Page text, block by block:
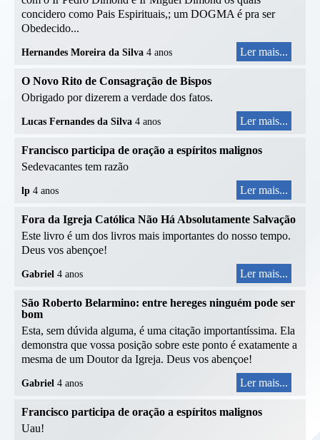
concidero como Pais Espirituais,; um DOGMA é pra ser
Obedecido...
Hernandes Moreira da Silva 4 anos Ler mais...
O Novo Rito de Consagração de Bispos
Obrigado por dizerem a verdade dos fatos.
Lucas Fernandes da Silva 4 anos Ler mais...
Francisco participa de oração a espíritos malignos
Sedevacantes tem razão
lp 4 anos Ler mais...
Fora da Igreja Católica Não Há Absolutamente Salvação
Este livro é um dos livros mais importantes do nosso tempo.
Deus vos abençoe!
Gabriel 4 anos Ler mais...
São Roberto Belarmino: entre hereges ninguém pode ser
bom
Esta, sem dúvida alguma, é uma citação importantíssima. Ela
demonstra que vossa posição sobre este ponto é exatamente a
mesma de um Doutor da Igreja. Deus vos abençoe!
Gabriel 4 anos Ler mais...
Francisco participa de oração a espíritos malignos
Uau!